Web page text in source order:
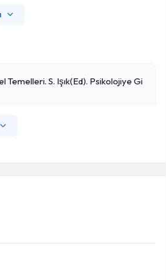
Temelleri. S. Işık(ed). Psikolojiye Gi